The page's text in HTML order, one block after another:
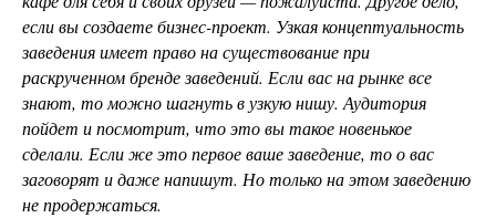
если вы создаете бизнес-проект. Узкая концептуальность
заведения имеет право на существование при
раскрученном бренде заведений. Если вас на рынке все
знают, то можно шагнуть в узкую нишу. Аудитория
пойдет и посмотрит, что это вы такое новенькое
сделали. Если же это первое ваше заведение, то о вас
заговорят и даже напишут. Но только на этом заведению
не продержаться.